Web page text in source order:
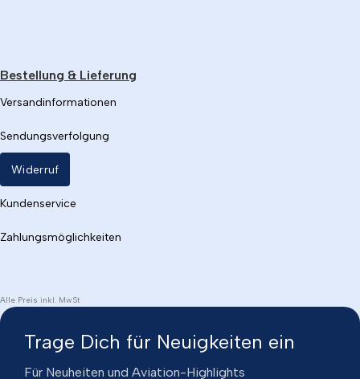
Bestellung & Lieferung
Versandinformationen
Sendungsverfolgung
Widerruf
Kundenservice
Zahlungsmöglichkeiten
Alle Preis inkl. MwSt
Trage Dich für Neuigkeiten ein
Für Neuheiten und Aviation-Highlights